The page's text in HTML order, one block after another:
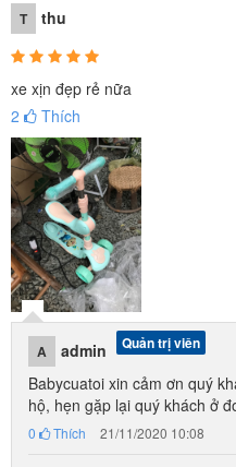
Tất cả đồ chơi cho bé tại
định chất lượng, đảm bảo
T thu
xe xịn đẹp rẻ nữa
2
Thích
A admin Quản trị viên
Babycuatoi xin cảm ơn quý
hộ, hẹn gặp lại quý khách ở
0 Thích 21/11/2020 10:08